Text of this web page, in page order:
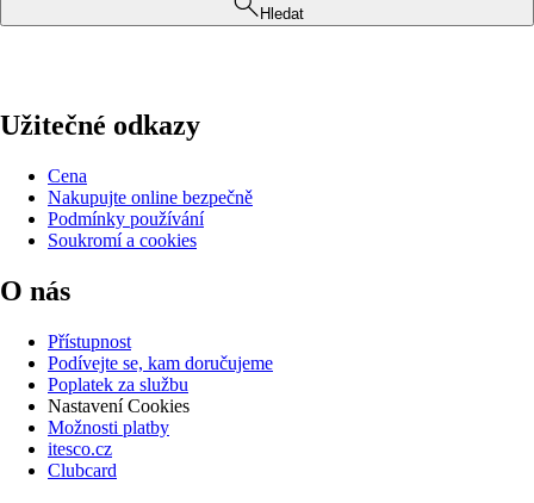
Hledat
Užitečné odkazy
Cena
Nakupujte online bezpečně
Podmínky používání
Soukromí a cookies
O nás
Přístupnost
Podívejte se, kam doručujeme
Poplatek za službu
Nastavení Cookies
Možnosti platby
itesco.cz
Clubcard